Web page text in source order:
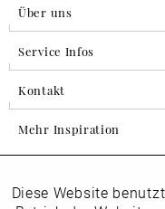
Über uns
Service Infos
Kontakt
Mehr Inspiration
Folgen
Funktionale
Diese Website